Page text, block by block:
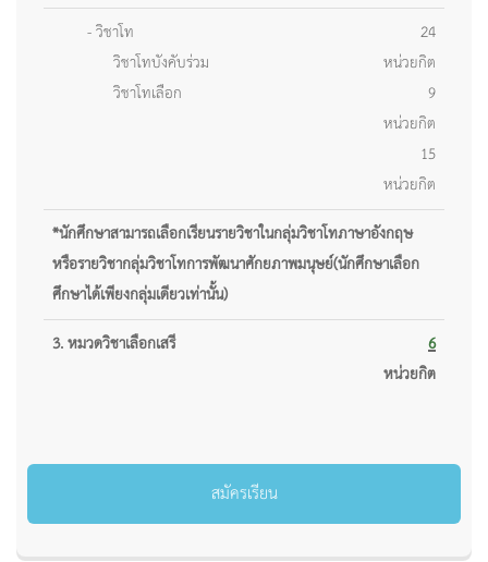
- วิชาโท
วิชาโทบังคับร่วม
วิชาโทเลือก
24
หน่วยกิต
9
หน่วยกิต
15
หน่วยกิต
*นักศึกษาสามารถเลือกเรียนรายวิชาในกลุ่มวิชาโทภาษาอังกฤษ
หรือรายวิชากลุ่มวิชาโทการพัฒนาศักยภาพมนุษย์(นักศึกษาเลือก
ศึกษาได้เพียงกลุ่มเดียวเท่านั้น)
3. หมวดวิชาเลือกเสรี
6
หน่วยกิต
สมัครเรียน